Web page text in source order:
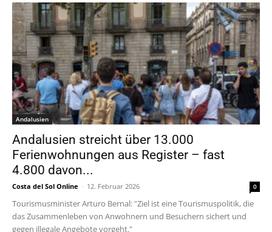
Andalusien
Andalusien streicht über 13.000
Ferienwohnungen aus Register – fast
4.800 davon...
Costa del Sol Online - 12. Februar 2026 0
Tourismusminister Arturo Bernal: "Ziel ist eine Tourismuspolitik, die
das Zusammenleben von Anwohnern und Besuchern sichert und
gegen illegale Angebote vorgeht."